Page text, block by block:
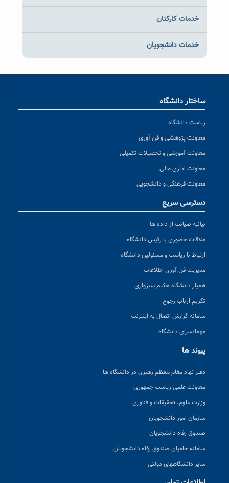
خدمات کارکنان
خدمات دانشجویان
ساختار دانشگاه
ریاست دانشگاه
معاونت پژوهشی و فن آوری
معاونت آموزشی و تحصیلات تکمیلی
معاونت اداری مالی
معاونت فرهنگی و دانشجویی
دسترسی سریع
بیانیه صیانت از داده ها
ملاقات حضوری با رئیس دانشگاه
ارتباط با ریاست و مسئولین دانشگاه
مدیریت فن آوری اطلاعات
همیار دانشگاه حکیم سبزواری
تکریم ارباب رجوع
سامانه گزارش اتصال به اینترنت
مهمانسرای دانشگاه
پیوند ها
دفتر نهاد مقام معظم رهبری در دانشگاه ها
معاونت علمی ریاست جمهوری
وزارت علوم، تحقیقات و فناوری
سازمان امور دانشجویان
صندوق رفاه دانشجویان
سامانه حامیان صندوق رفاه دانشجویان
سایر دانشگاههای دولتی